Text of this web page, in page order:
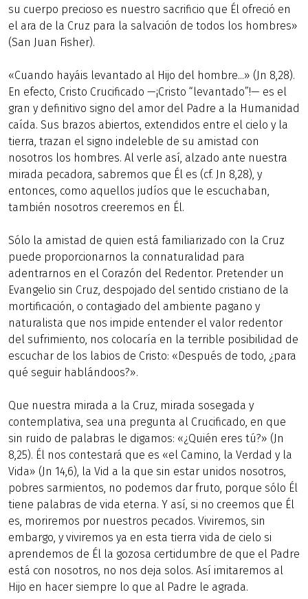
su cuerpo precioso es nuestro sacrificio que Él ofreció en
el ara de la Cruz para la salvación de todos los hombres»
(San Juan Fisher).
«Cuando hayáis levantado al Hijo del hombre...» (Jn 8,28).
En efecto, Cristo Crucificado —¡Cristo “levantado”!— es el
gran y definitivo signo del amor del Padre a la Humanidad
caída. Sus brazos abiertos, extendidos entre el cielo y la
tierra, trazan el signo indeleble de su amistad con
nosotros los hombres. Al verle así, alzado ante nuestra
mirada pecadora, sabremos que Él es (cf. Jn 8,28), y
entonces, como aquellos judíos que le escuchaban,
también nosotros creeremos en Él.
Sólo la amistad de quien está familiarizado con la Cruz
puede proporcionarnos la connaturalidad para
adentrarnos en el Corazón del Redentor. Pretender un
Evangelio sin Cruz, despojado del sentido cristiano de la
mortificación, o contagiado del ambiente pagano y
naturalista que nos impide entender el valor redentor
del sufrimiento, nos colocaría en la terrible posibilidad de
escuchar de los labios de Cristo: «Después de todo, ¿para
qué seguir hablándoos?».
Que nuestra mirada a la Cruz, mirada sosegada y
contemplativa, sea una pregunta al Crucificado, en que
sin ruido de palabras le digamos: «¿Quién eres tú?» (Jn
8,25). Él nos contestará que es «el Camino, la Verdad y la
Vida» (Jn 14,6), la Vid a la que sin estar unidos nosotros,
pobres sarmientos, no podemos dar fruto, porque sólo Él
tiene palabras de vida eterna. Y así, si no creemos que Él
es, moriremos por nuestros pecados. Viviremos, sin
embargo, y viviremos ya en esta tierra vida de cielo si
aprendemos de Él la gozosa certidumbre de que el Padre
está con nosotros, no nos deja solos. Así imitaremos al
Hijo en hacer siempre lo que al Padre le agrada.